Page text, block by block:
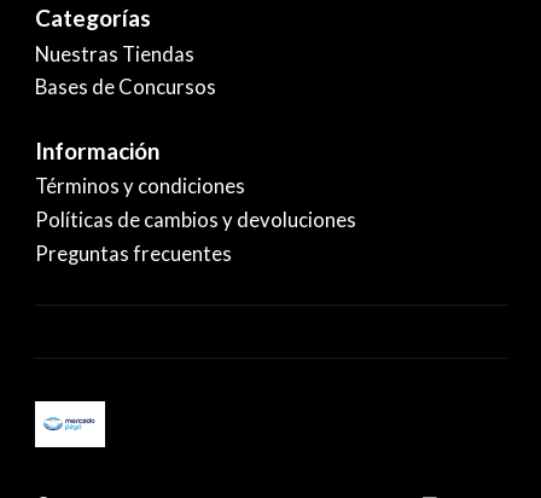
Categorías
Nuestras Tiendas
Bases de Concursos
Información
Términos y condiciones
Políticas de cambios y devoluciones
Preguntas frecuentes